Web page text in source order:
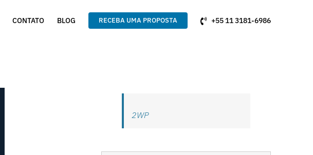
CONTATO BLOG RECEBA UMA PROPOSTA +55 11 3181-6986
2WP